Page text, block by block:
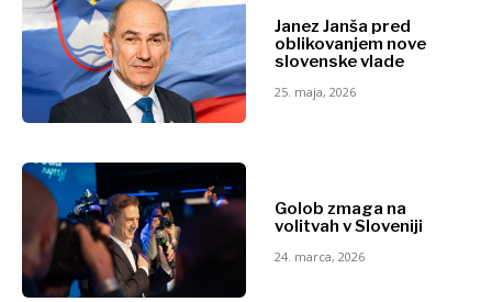
Novice
Dogodki
Kultura
Šport
Hrana
&
pijača
Kultura
Šport
Lifestyle
Potovanja
Hrana
Western
Balkans
2030
Janez Janša pred
oblikovanjem nove
slovenske vlade
25. maja, 2026
Golob zmaga na
volitvah v Sloveniji
24. marca, 2026